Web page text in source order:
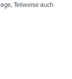
Teilweise auch